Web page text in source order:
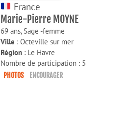
France
Marie-Pierre MOYNE
69 ans, Sage -femme
Ville : Octeville sur mer
Région: Le Havre
Nombre de participation : 5
PHOTOS ENCOURAGER